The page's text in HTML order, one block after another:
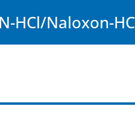
HCl/Naloxon-